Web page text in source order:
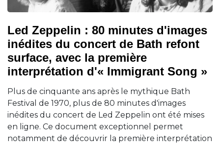
Led Zeppelin : 80 minutes d'images
inédites du concert de Bath refont
surface, avec la première
interprétation d'« Immigrant Song »
Plus de cinquante ans après le mythique Bath
Festival de 1970, plus de 80 minutes d'images
inédites du concert de Led Zeppelin ont été mises
en ligne. Ce document exceptionnel permet
notamment de découvrir la première interprétation